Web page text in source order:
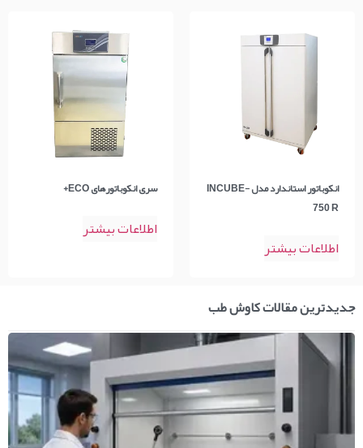
انکوباتور استاندارد مدل INCUBE-
750 R
اطلاعات بیشتر
سری انکوباتورهای ECO+
اطلاعات بیشتر
جدیدترین مقالات کاوش طب